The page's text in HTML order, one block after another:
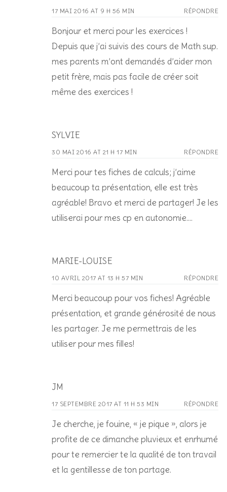
17 MAI 2016 AT 9 H 56 MIN RÉPONDRE
Bonjour et merci pour les exercices !
Depuis que j’ai suivis des cours de Math sup.
mes parents m’ont demandés d’aider mon
petit frère, mais pas facile de créer soit
même des exercices !
SYLVIE
30 MAI 2016 AT 21 H 17 MIN RÉPONDRE
Merci pour tes fiches de calculs; j’aime
beaucoup ta présentation, elle est très
agréable! Bravo et merci de partager! Je les
utiliserai pour mes cp en autonomie….
MARIE-LOUISE
10 AVRIL 2017 AT 13 H 57 MIN RÉPONDRE
Merci beaucoup pour vos fiches! Agréable
présentation, et grande générosité de nous
les partager. Je me permettrais de les
utiliser pour mes filles!
JM
17 SEPTEMBRE 2017 AT 11 H 53 MIN RÉPONDRE
Je cherche, je fouine, « je pique », alors je
profite de ce dimanche pluvieux et enrhumé
pour te remercier te la qualité de ton travail
et la gentillesse de ton partage.